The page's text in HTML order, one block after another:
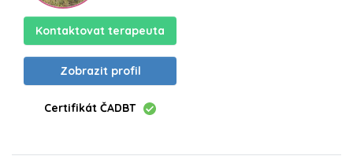
Kontaktovat terapeuta
Zobrazit profil
Certifikát ČADBT